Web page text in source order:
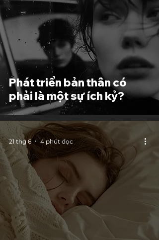
Phát triển bản thân có
phải là một sự ích kỷ?
21 thg 6 4 phút đọc